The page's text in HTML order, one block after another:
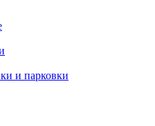
и парковки